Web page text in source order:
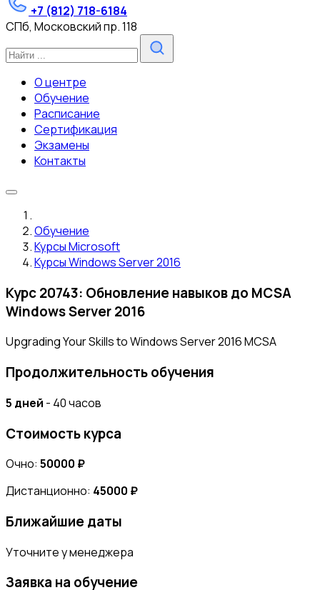
+7 (812) 718-6184
СПб, Московский пр. 118
О центре
Обучение
Расписание
Сертификация
Экзамены
Контакты
Обучение
Курсы Microsoft
Курсы Windows Server 2016
Курс 20743: Обновление навыков до MCSA
Windows Server 2016
Upgrading Your Skills to Windows Server 2016 MCSA
Продолжительность обучения
5 дней - 40 часов
Стоимость курса
Очно: 50000 ₽
Дистанционно: 45000 ₽
Ближайшие даты
Уточните у менеджера
Заявка на обучение